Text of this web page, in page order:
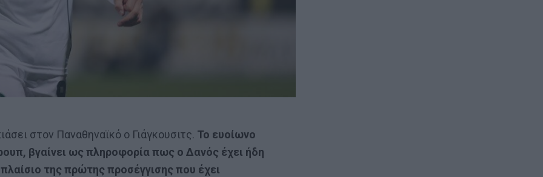
στον Παναθηναϊκό ο Γιάγκουσιτς. Το ευοίωνο
βγαίνει ως πληροφορία πως ο Δανός έχει ήδη
της πρώτης προσέγγισης που έχει